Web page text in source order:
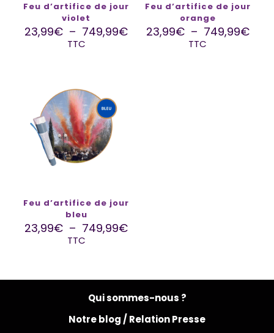
Feu d’artifice de jour
violet
23,99€ – 749,99€
TTC
Feu d’artifice de jour
orange
23,99€ – 749,99€
TTC
Feu d’artifice de jour
bleu
23,99€ – 749,99€
TTC
Qui sommes-nous ?
Notre blog /Relation Presse